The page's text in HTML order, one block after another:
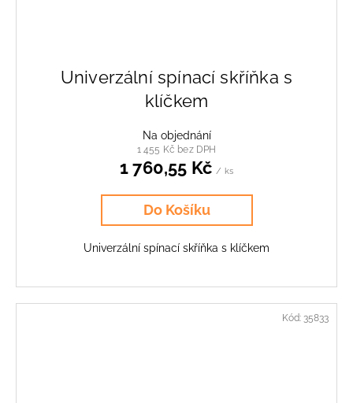
Univerzální spínací skříňka s
klíčkem
Na objednání
1 455 Kč bez DPH
1 760,55 Kč / ks
Do Košíku
Univerzální spínací skříňka s klíčkem
Kód: 35833